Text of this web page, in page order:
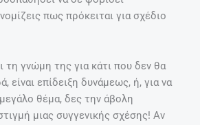
πως πρόκειται για σχέδιο
τη γνώμη της για κάτι που δεν θα
είναι επίδειξη δυνάμεως, ή, για να
θέμα, δες την άβολη
μιας συγγενικής σχέσης! Αν